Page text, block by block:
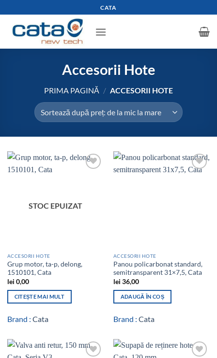
to
content
CATA
Accesorii Hote
PRIMA PAGINĂ / ACCESORII HOTE
STOC EPUIZAT
ACCESORII HOTE
Grup motor, ta-p, delong,
1510101, Cata
lei 0,00
CITEȘTE MAI MULT
Brand : Cata
ACCESORII HOTE
Panou policarbonat standard,
semitransparent 31×7,5, Cata
lei 36,00
ADAUGĂ ÎN COȘ
Brand : Cata